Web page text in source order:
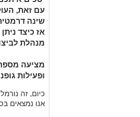
עם זאת,
שינה
אז כיצד
מנהלת
מציעה מספר
ופעילות
כיום, זה
אנו נמצאים